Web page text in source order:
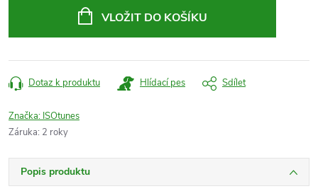
VLOŽIT DO KOŠÍKU
Dotaz k produktu Hlídací pes Sdílet
Značka: ISOtunes
Záruka: 2 roky
Popis produktu